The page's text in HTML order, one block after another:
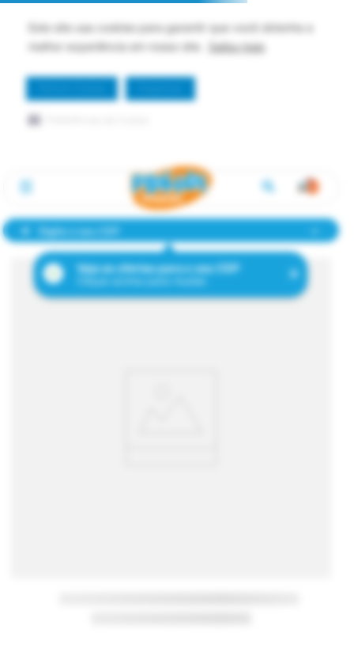
Este site usa cookies para garantir que você obtenha a
melhor experiência em nosso site.
Saiba mais
Digite o seu CEP
Veja as ofertas para o seu CEP